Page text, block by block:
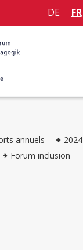
DE FR
annuels
2024
Forum inclusion